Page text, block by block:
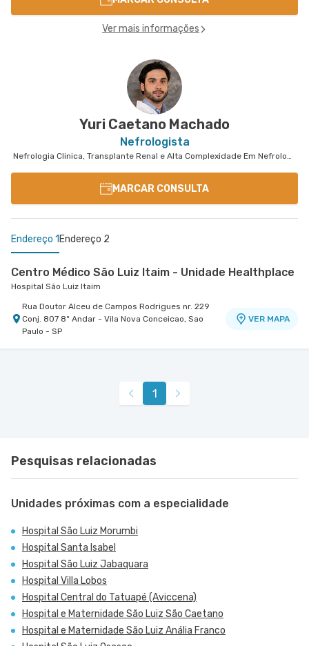
Ver mais informações
Yuri Caetano Machado
Nefrologista
Nefrologia Clinica, Transplante Renal e Alta Complexidade Em Nefrologia
MARCAR CONSULTA
Endereço 1 Endereço 2
Centro Médico São Luiz Itaim - Unidade Healthplace
Hospital São Luiz Itaim
Rua Doutor Alceu de Campos Rodrigues nr. 229
Conj. 807 8º Andar - Vila Nova Conceicao, Sao
Paulo - SP
VER MAPA
Centro Médico Nefro - Osasco
Rua Victor Brecheret nr. 224 - Vila Yara, Osasco -
1
Pesquisas relacionadas
Unidades próximas com a especialidade
Hospital São Luiz Morumbi
Hospital Santa Isabel
Hospital São Luiz Jabaquara
Hospital Villa Lobos
Hospital Central do Tatuapé (Aviccena)
Hospital e Maternidade São Luiz São Caetano
Hospital e Maternidade São Luiz Anália Franco